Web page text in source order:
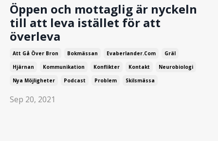
Öppen och mottaglig är nyckeln
till att leva istället för att
överleva
Att Gå Över Bron Bokmässan Evaberlander.com
Gräl
Hjärnan
Kommunikation Konflikter Kontakt
Neurobiologi
Nya Möjligheter
Podcast Problem Skilsmässa
Sep 20, 2021